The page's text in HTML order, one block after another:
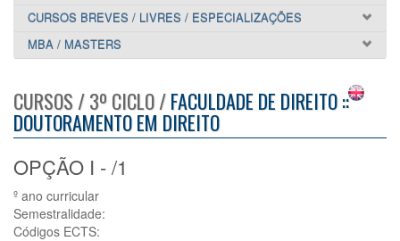
CURSOS BREVES / LIVRES / ESPECIALIZAÇÕES
MBA / MASTERS
CURSOS / 3º CICLO /FACULDADE DE DIREITO ::
DOUTORAMENTO EM DIREITO
OPÇÃO I - /1
º ano curricular
Semestralidade:
Códigos ECTS: